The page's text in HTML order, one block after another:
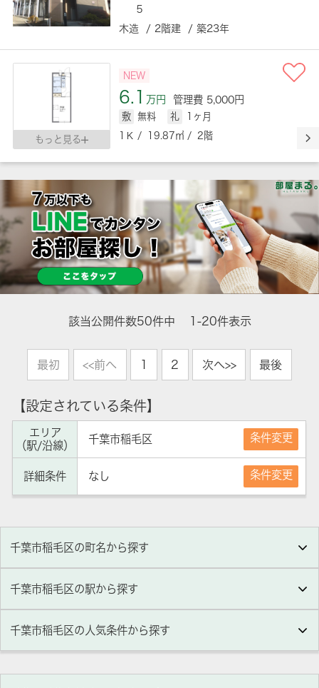
５
木造 / 2階建 / 築23年
もっと見る
NEW
6.1万円 管理費 5,000円
敷 無料 礼
1ヶ月
1Ｋ / 19.87㎡ / 2階
該当公開件数50件中 1-20件表示
最初 <<前へ 1 2 次へ>> 最後
【設定されている条件】
エリア
（駅/沿線）
千葉市稲毛区 条件変更
詳細条件 なし 条件変更
千葉市稲毛区の町名から探す
千葉市稲毛区の駅から探す
千葉市稲毛区の人気条件から探す